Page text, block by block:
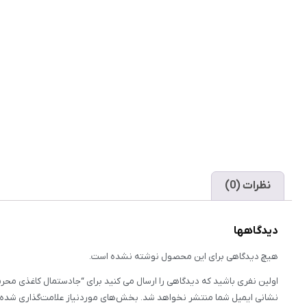
نظرات (0)
دیدگاهها
هیچ دیدگاهی برای این محصول نوشته نشده است.
اولین نفری باشید که دیدگاهی را ارسال می کنید برای “جادستمال کاغذی
نشانی ایمیل شما منتشر نخواهد شد. بخش‌های موردنیاز علامت‌گذاری